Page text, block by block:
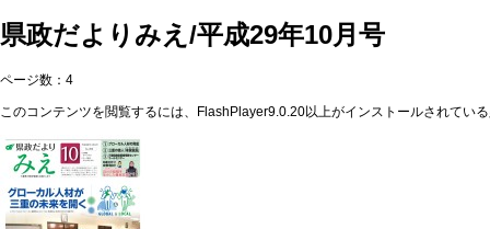
県政だよりみえ/平成29年10月号
ページ数：4
このコンテンツを閲覧するには、FlashPlayer9.0.20以上がインストールされてい